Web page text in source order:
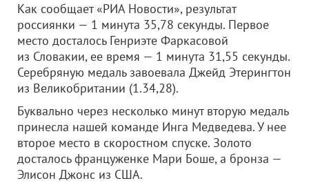
Как сообщает «РИА Новости», результат
россиянки — 1 минута 35,78 секунды. Первое
место досталось Генриэте Фаркасовой
из Словакии, ее время — 1 минута 31,55 секунды.
Серебряную медаль завоевала Джейд Этерингтон
из Великобритании (1.34,28).
Буквально через несколько минут вторую медаль
принесла нашей команде Инга Медведева. У нее
второе место в скоростном спуске. Золото
досталось француженке Мари Боше, а бронза —
Элисон Джонс из США.